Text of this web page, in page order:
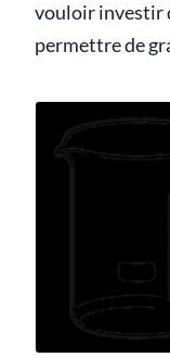
vouloir investir
permettre de